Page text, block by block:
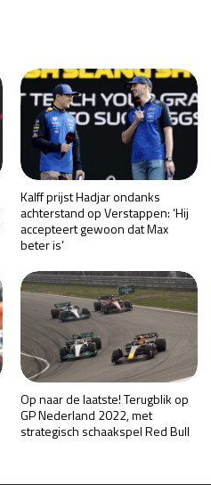
Kalff prijst Hadjar ondanks
achterstand op Verstappen: ‘Hij
accepteert gewoon dat Max
beter is’
Op naar de laatste! Terugblik op
GP Nederland 2022, met
strategisch schaakspel Red Bull